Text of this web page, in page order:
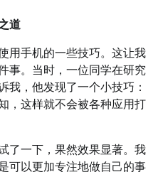
道
用手机的一些技巧。这让我
事。当时，一位同学在研究
我，他发现了一个小技巧：
，这样就不会被各种应用打
了一下，果然效果显著。我
可以更加专注地做自己的事